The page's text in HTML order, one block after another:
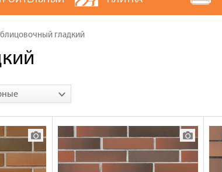
гладкий